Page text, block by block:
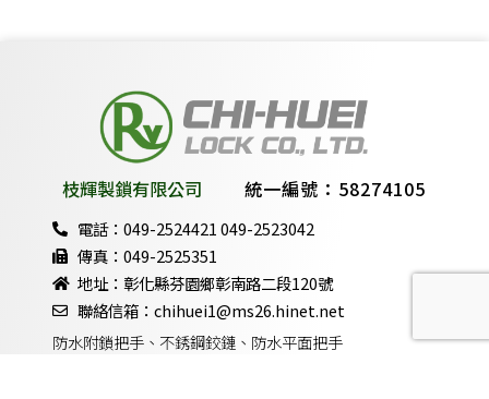
枝輝製鎖有限公司 統一編號：58274105
電話：049-2524421 049-2523042
傳真：049-2525351
地址：彰化縣芬園鄉彰南路二段120號
聯絡信箱：chihuei1@ms26.hinet.net
防水附鎖把手、不銹鋼鉸鏈、防水平面把手